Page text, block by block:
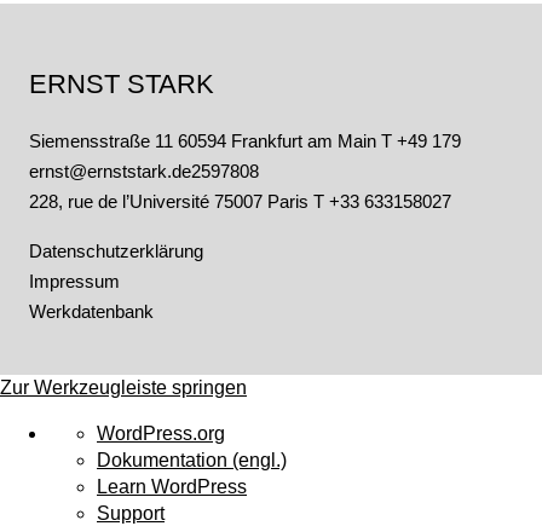
ERNST STARK
Siemensstraße 11 60594 Frankfurt am Main
ernst@ernststark.de
T +49 179
2597808
228, rue de l’Université 75007 Paris T +33 633158027
Datenschutzerklärung
Impressum
Werkdatenbank
Zur Werkzeugleiste springen
Über
WordPress
WordPress.org
Dokumentation (engl.)
Learn WordPress
Support